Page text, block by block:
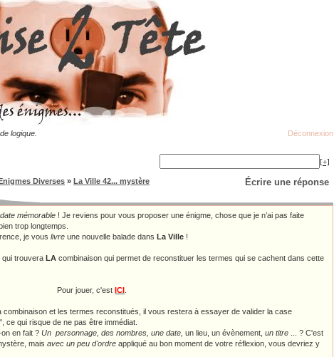
logique.
Déconnexion
[+]
Écrire une réponse
Diverses » La Ville 42... mystère
mémorable ! Je reviens pour vous proposer une énigme, chose que je n’ai pas faite
trop longtemps.
je vous livre une nouvelle balade dans La Ville !
qui trouvera LA combinaison qui permet de reconstituer les termes qui se cachent dans cette
jouer, c'est ICI
combinaison et les termes reconstitués, il vous restera à essayer de valider la case
", ce qui risque de ne pas être immédiat.
en fait ? Un personnage, des nombres, une date, un lieu, un évènement, un titre
... ? C'est
mais avec un peu d'ordre appliqué au bon moment de votre réflexion, vous devriez y